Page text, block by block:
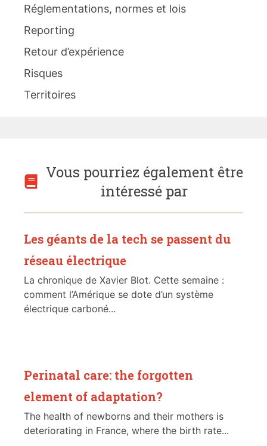
Réglementations, normes et lois
Reporting
Retour d’expérience
Risques
Territoires
Vous pourriez également être
intéressé par
Les géants de la tech se passent du
réseau électrique
La chronique de Xavier Blot. Cette semaine :
comment l’Amérique se dote d’un système
électrique carboné...
Perinatal care: the forgotten
element of adaptation?
The health of newborns and their mothers is
deteriorating in France, where the birth rate...